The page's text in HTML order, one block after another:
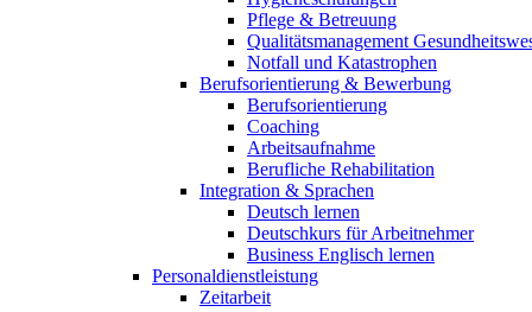
Pflege & Betreuung
Qualitätsmanagement
Notfall und Katastrophen
Berufsorientierung & Bewerbung
Berufsorientierung
Coaching
Arbeitsaufnahme
Berufliche Rehabilitation
Integration & Sprachen
Deutsch lernen
Deutschkurs für Arbeitnehmer
Business Englisch lernen
Personaldienstleistung
Zeitarbeit